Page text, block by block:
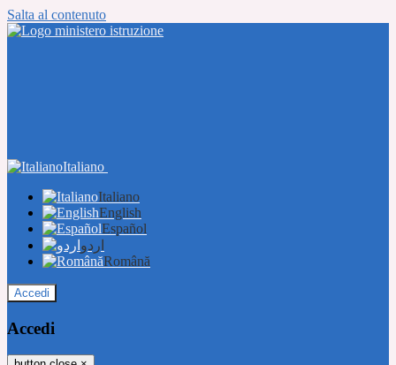
Salta al contenuto
Italiano
Italiano
English
Español
اردو
Română
Accedi
Accedi